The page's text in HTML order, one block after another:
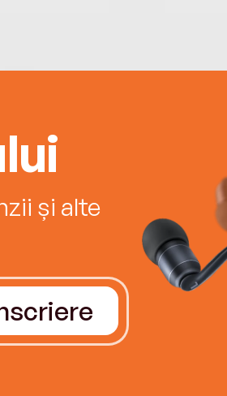
și alte